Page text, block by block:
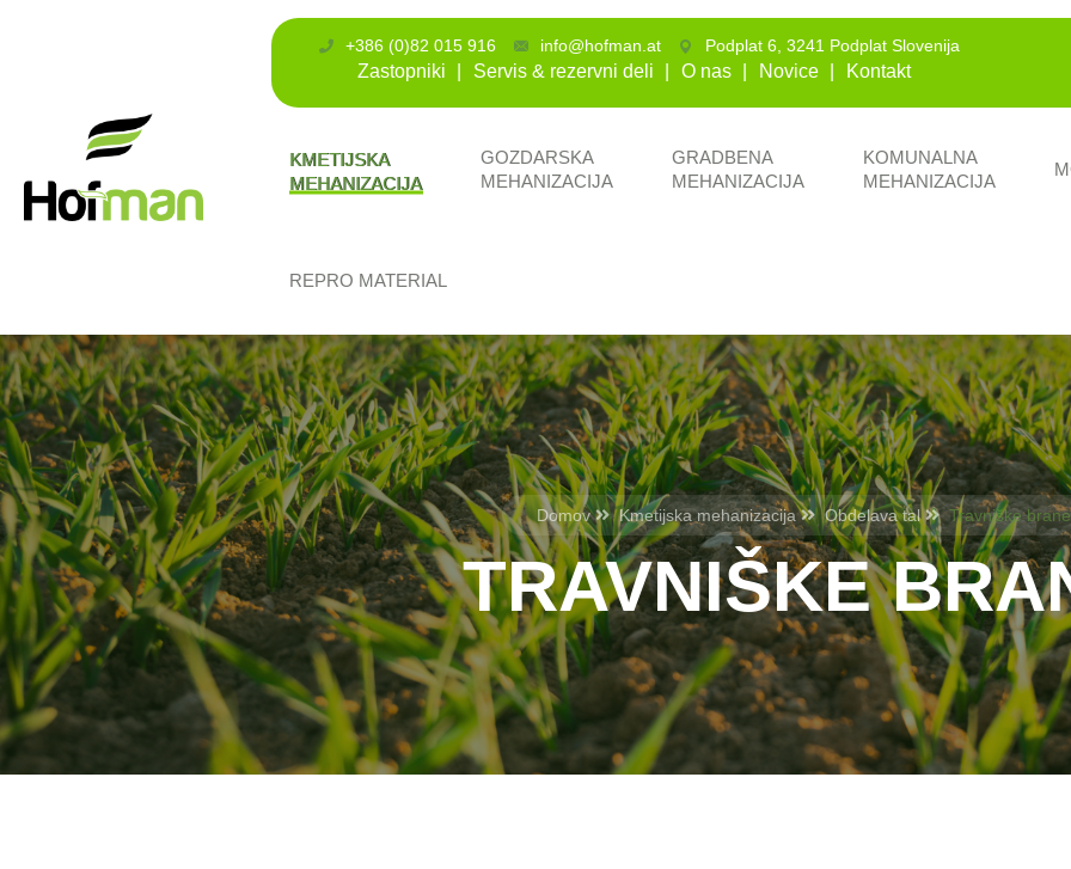
+386 (0)82 015 916 info@hofman.at Podplat 6, 3241 Podplat Slovenija
Zastopniki Servis & rezervni deli O nas Novice Kontakt
KMETIJSKA
MEHANIZACIJA
GOZDARSKA
MEHANIZACIJA
GRADBENA
MEHANIZACIJA
KOMUNALNA
MEHANIZACIJA
REPRO MATERIAL
Domov Kmetijska mehanizacija Obdelava tal Travniške brane
TRAVNIŠKE